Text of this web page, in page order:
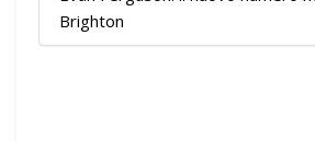
Brighton